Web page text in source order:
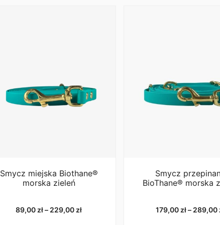
10mm – obciążenie
12mm – obciążenie
16mm – obciążenie
20mm – obciążenie
25mm – obciążenie
Co oznacza wartość
Wartość określa
testujące nie jest
sztuki. Różnica
danego materiału. Na
niż produkty odlewane
robocze (DOR) można
potrzebujesz
Informacje pochodzą
Smycz miejska Biothane®
morska zieleń
89,00 zł– 229,00 złZakres
Smycz
BioThane® morska
179,00 zł– 289,00